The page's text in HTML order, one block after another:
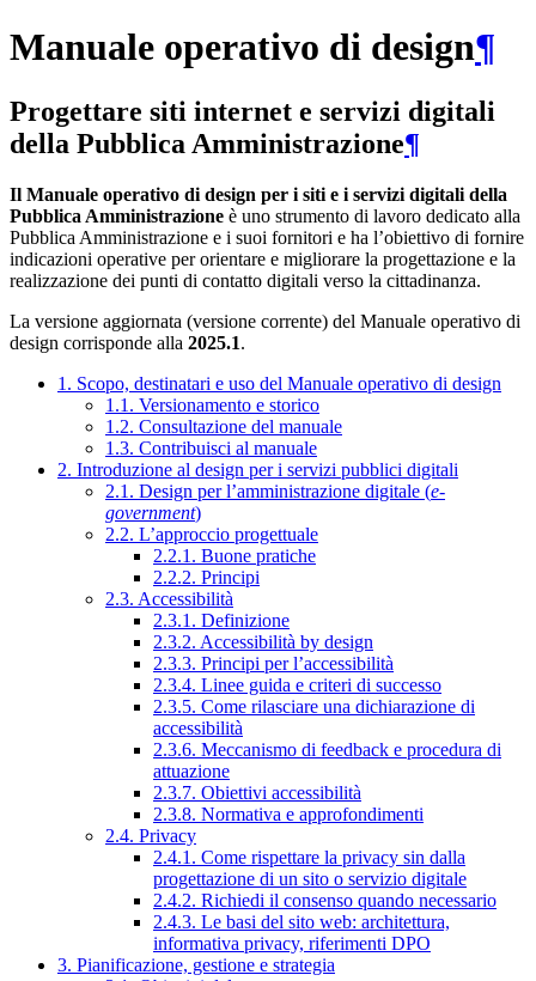
Manuale operativo di design¶
Progettare siti internet e servizi digitali
della Pubblica Amministrazione¶
Il Manuale operativo di design per i siti e i servizi digitali della
Pubblica Amministrazione è uno strumento di lavoro dedicato alla
Pubblica Amministrazione e i suoi fornitori e ha l’obiettivo di fornire
indicazioni operative per orientare e migliorare la progettazione e la
realizzazione dei punti di contatto digitali verso la cittadinanza.
La versione aggiornata (versione corrente) del Manuale operativo di
design corrisponde alla 2025.1.
1. Scopo, destinatari e uso del Manuale operativo di design
1.1. Versionamento e storico
1.2. Consultazione del manuale
1.3. Contribuisci al manuale
2. Introduzione al design per i servizi pubblici digitali
2.1. Design per l’amministrazione digitale (e-
government)
2.2. L’approccio progettuale
2.2.1. Buone pratiche
2.2.2. Principi
2.3. Accessibilità
2.3.1. Definizione
2.3.2. Accessibilità by design
2.3.3. Principi per l’accessibilità
2.3.4. Linee guida e criteri di successo
2.3.5. Come rilasciare una dichiarazione di
accessibilità
2.3.6. Meccanismo di feedback e procedura di
attuazione
2.3.7. Obiettivi accessibilità
2.3.8. Normativa e approfondimenti
2.4. Privacy
2.4.1. Come rispettare la privacy sin dalla
progettazione di un sito o servizio digitale
2.4.2. Richiedi il consenso quando necessario
2.4.3. Le basi del sito web: architettura,
informativa privacy, riferimenti DPO
3. Pianificazione, gestione e strategia